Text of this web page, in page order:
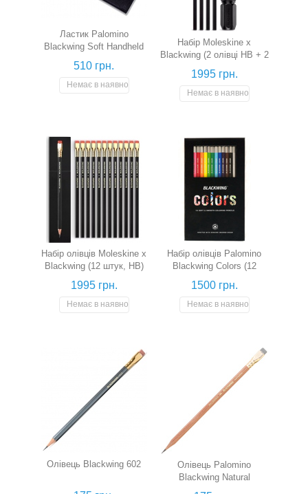
Ластик Palomino
Blackwing Soft Handheld
Eraser з тримачем (біла)
510 грн.
Немає в наявності
Набір Moleskine x
Blackwing (2 олівці HB + 2
олівці B + точилка)
1995 грн.
Немає в наявності
Набір олівців Moleskine x
Blackwing (12 штук, HB)
1995 грн.
Немає в наявності
Набір олівців Palomino
Blackwing Colors (12
кольорів)
1500 грн.
Немає в наявності
Олівець Blackwing 602
Олівець Palomino
Blackwing Natural